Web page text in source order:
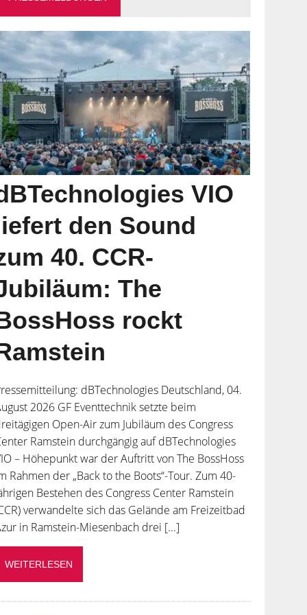
VIO
den Sound
40. CCR-
The
rockt
dBTechnologies Deutschland, 04.
2026 GF Eventtechnik setzte beim
Open-Air zum Jubiläum des Congress
Ramstein durchgängig auf dBTechnologies
– Höhepunkt war der Auftritt von The BossHoss
Rahmen der „Back to the Boots“-Tour. Zum 40-
Bestehen des Congress Center Ramstein
verwandelte sich das Gelände am Freizeitbad
in Ramstein-Miesenbach drei [...]
WEITERLESEN